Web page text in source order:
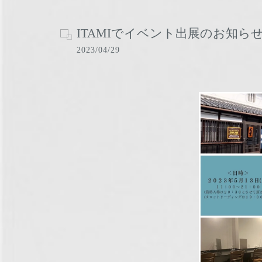
ITAMIでイベント出展のお知ら
2023/04/29